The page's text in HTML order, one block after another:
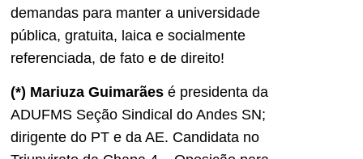
demandas para manter a universidade
pública, gratuita, laica e socialmente
referenciada, de fato e de direito!
(*) Mariuza Guimarães é presidenta da
ADUFMS Seção Sindical do Andes SN;
dirigente do PT e da AE. Candidata no